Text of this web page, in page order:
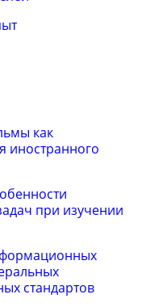
как
иностранного
при изучении
стандартов